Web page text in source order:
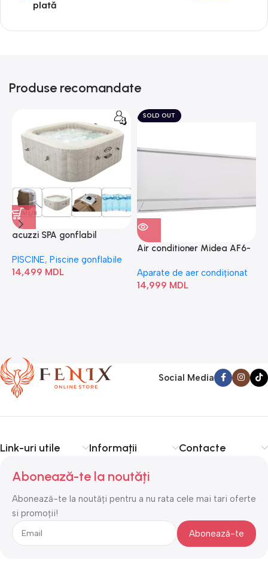
plată
Produse recomandate
acuzzi SPA gonflabil
Bubble” 28446
PISCINE, Piscine gonflabile
14,499 MDL
SOLD OUT
Air conditioner Midea AF6-
Aparate de aer condiționat
14,999 MDL
Social Media
Link-uri utile Informații Contacte
Abonează-te la noutăți
Abonează-te la noutăți pentru a nu rata cele mai tari oferte
si promoții!